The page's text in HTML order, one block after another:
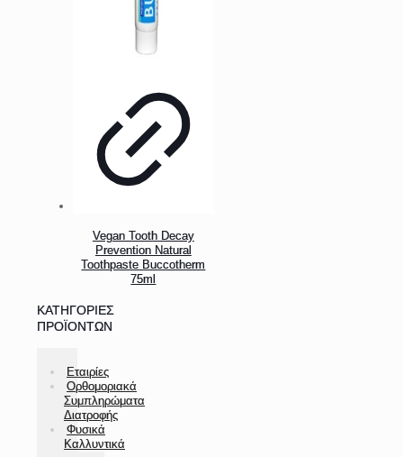
Vegan Tooth Decay
Prevention Natural
Toothpaste Buccotherm
75ml
ΚΑΤΗΓΟΡΊΕΣ
ΠΡΟΪΌΝΤΩΝ
Εταιρίες
Ορθομοριακά
Συμπληρώματα
Διατροφής
Φυσικά
Καλλυντικά